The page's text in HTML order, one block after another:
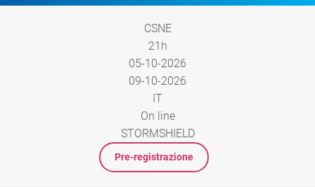
CSNE
21h
05-10-2026
09-10-2026
IT
On line
STORMSHIELD
Pre-registrazione